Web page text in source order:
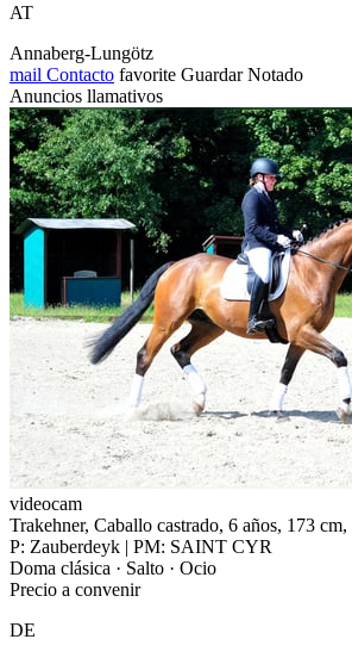
AT
Annaberg-Lungötz
mail Contacto favorite Guardar Notado
Anuncios llamativos
videocam
Trakehner, Caballo castrado, 6 años, 173
P: Zauberdeyk | PM: SAINT CYR
Doma clásica · Salto · Ocio
Precio a convenir
DE